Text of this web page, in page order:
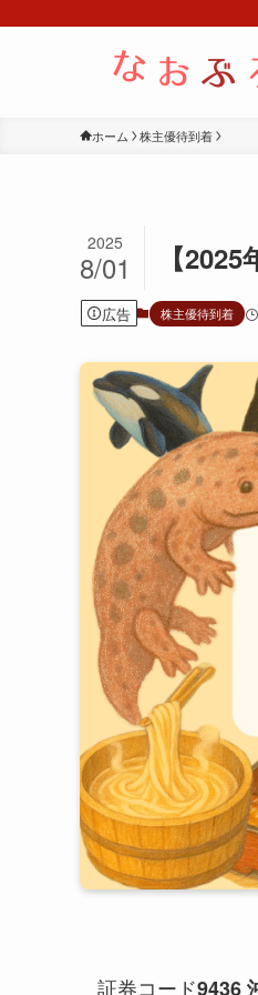
ホーム 株主優待到着
【
2025
8/01
広告 株主優待到着
証券コード9436